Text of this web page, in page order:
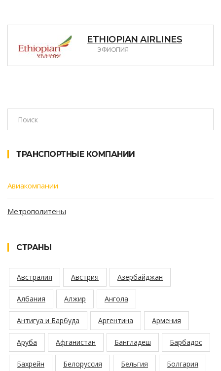
ETHIOPIAN AIRLINES
ЭФИОПИЯ
ТРАНСПОРТНЫЕ КОМПАНИИ
Авиакомпании
Метрополитены
СТРАНЫ
Австралия Австрия Азербайджан
Албания Алжир Ангола
Антигуа и Барбуда Аргентина Армения
Аруба Афганистан Бангладеш Барбадос
Бахрейн Белоруссия Бельгия Болгария